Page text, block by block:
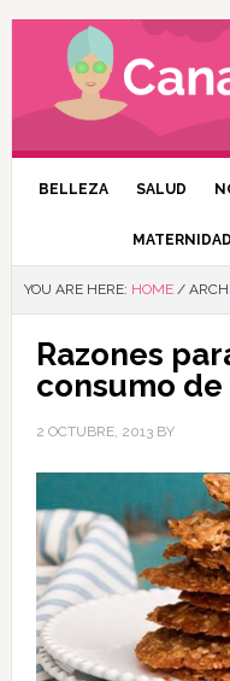
BELLEZA SALUD
MATERNIDAD
YOU ARE HERE: HOME /
Razones
consumo de
2 OCTUBRE, 2013BY